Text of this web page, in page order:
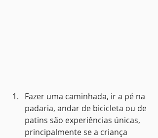
Fazer uma caminhada, ir a pé na
padaria, andar de bicicleta ou de
patins são experiências únicas,
principalmente se a criança